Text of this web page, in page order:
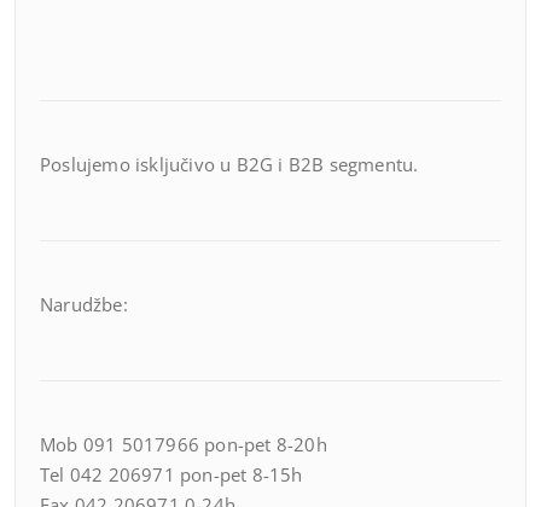
Poslujemo isključivo u B2G i B2B segmentu.
Narudžbe:
Mob 091 5017966 pon-pet 8-20h
Tel 042 206971 pon-pet 8-15h